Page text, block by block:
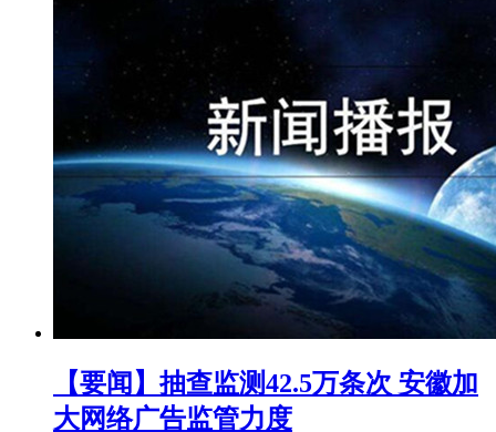
【要闻】抽查监测42.5万条次 安徽加
大网络广告监管力度